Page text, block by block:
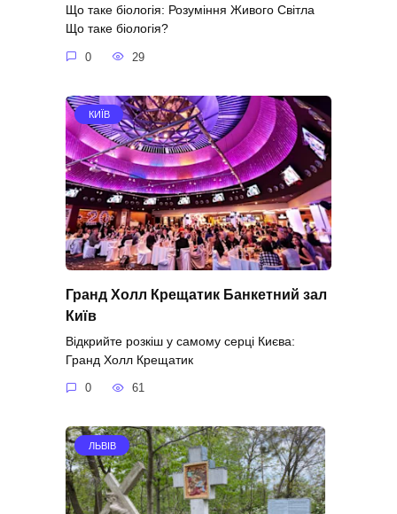
Що таке біологія: Розуміння Живого Світла
Що таке біологія?
0 29
КИЇВ
Гранд Холл Крещатик Банкетний зал
Київ
Відкрийте розкіш у самому серці Києва:
Гранд Холл Крещатик
0 61
ЛЬВІВ